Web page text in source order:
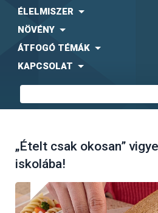
ÉLELMISZER
NÖVÉNY
ÁTFOGÓ TÉMÁK
KAPCSOLAT
„Ételt csak okosan”
iskolába!